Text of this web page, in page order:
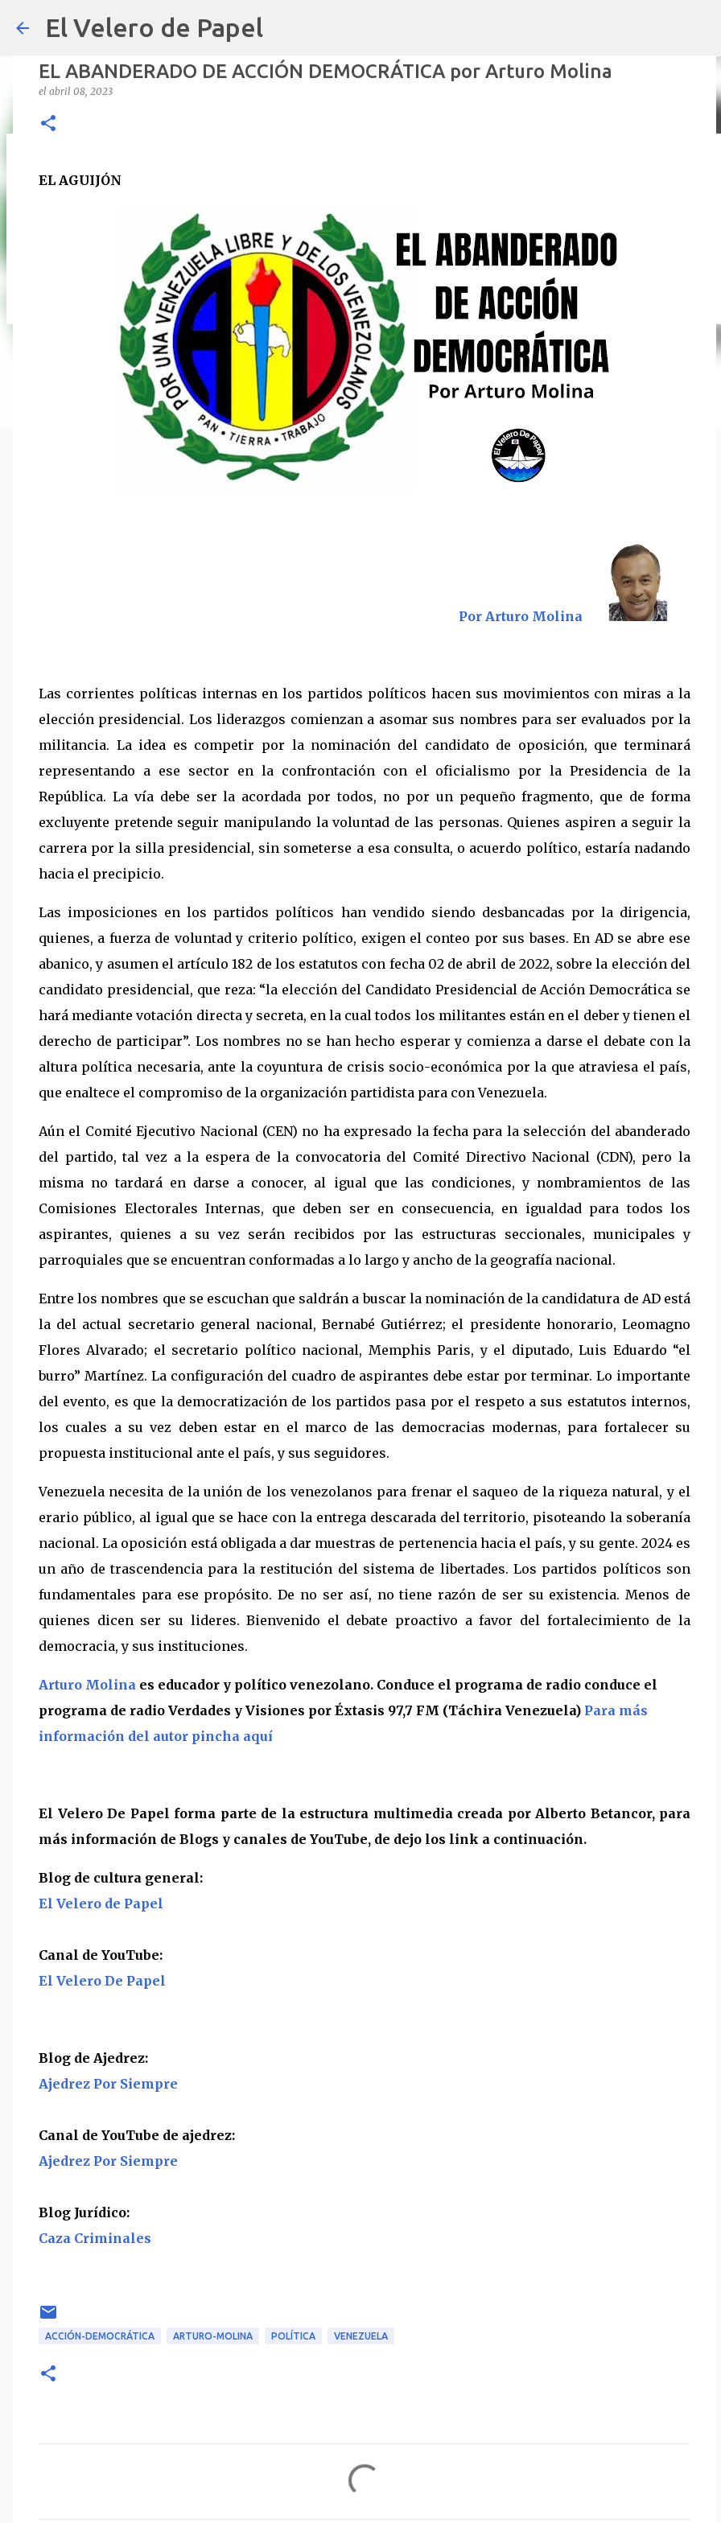
El Velero de Papel
POLÍTICAS PÚBLICAS y POBREZA POR ARTURO MOLINA
EL ABANDERADO DE ACCIÓN DEMOCRÁTICA por Arturo Molina
el abril 08, 2023
EL AGUIJÓN
Por Arturo Molina
Las corrientes políticas internas en los partidos políticos hacen sus movimientos con miras a la
elección presidencial. Los liderazgos comienzan a asomar sus nombres para ser evaluados por la
militancia. La idea es competir por la nominación del candidato de oposición, que terminará
representando a ese sector en la confrontación con el oficialismo por la Presidencia de la
República. La vía debe ser la acordada por todos, no por un pequeño fragmento, que de forma
excluyente pretende seguir manipulando la voluntad de las personas. Quienes aspiren a seguir la
carrera por la silla presidencial, sin someterse a esa consulta, o acuerdo político, estaría nadando
hacia el precipicio.
Las imposiciones en los partidos políticos han vendido siendo desbancadas por la dirigencia,
quienes, a fuerza de voluntad y criterio político, exigen el conteo por sus bases. En AD se abre ese
abanico, y asumen el artículo 182 de los estatutos con fecha 02 de abril de 2022, sobre la elección del
candidato presidencial, que reza: “la elección del Candidato Presidencial de Acción Democrática se
hará mediante votación directa y secreta, en la cual todos los militantes están en el deber y tienen el
derecho de participar”. Los nombres no se han hecho esperar y comienza a darse el debate con la
altura política necesaria, ante la coyuntura de crisis socio-económica por la que atraviesa el país,
que enaltece el compromiso de la organización partidista para con Venezuela.
Aún el Comité Ejecutivo Nacional (CEN) no ha expresado la fecha para la selección del abanderado
del partido, tal vez a la espera de la convocatoria del Comité Directivo Nacional (CDN), pero la
misma no tardará en darse a conocer, al igual que las condiciones, y nombramientos de las
Comisiones Electorales Internas, que deben ser en consecuencia, en igualdad para todos los
aspirantes, quienes a su vez serán recibidos por las estructuras seccionales, municipales y
parroquiales que se encuentran conformadas a lo largo y ancho de la geografía nacional.
Entre los nombres que se escuchan que saldrán a buscar la nominación de la candidatura de AD está
la del actual secretario general nacional, Bernabé Gutiérrez; el presidente honorario, Leomagno
Flores Alvarado; el secretario político nacional, Memphis Paris, y el diputado, Luis Eduardo “el
burro” Martínez. La configuración del cuadro de aspirantes debe estar por terminar. Lo importante
del evento, es que la democratización de los partidos pasa por el respeto a sus estatutos internos,
los cuales a su vez deben estar en el marco de las democracias modernas, para fortalecer su
propuesta institucional ante el país, y sus seguidores.
Venezuela necesita de la unión de los venezolanos para frenar el saqueo de la riqueza natural, y el
erario público, al igual que se hace con la entrega descarada del territorio, pisoteando la soberanía
nacional. La oposición está obligada a dar muestras de pertenencia hacia el país, y su gente. 2024 es
un año de trascendencia para la restitución del sistema de libertades. Los partidos políticos son
fundamentales para ese propósito. De no ser así, no tiene razón de ser su existencia. Menos de
quienes dicen ser su lideres. Bienvenido el debate proactivo a favor del fortalecimiento de la
democracia, y sus instituciones.
Arturo Molina es educador y político venezolano. Conduce el programa de radio conduce el
programa de radio Verdades y Visiones por Éxtasis 97,7 FM (Táchira Venezuela) Para más
información del autor pincha aquí
El Velero De Papel forma parte de la estructura multimedia creada por Alberto Betancor, para
más información de Blogs y canales de YouTube, de dejo los link a continuación.
Blog de cultura general:
El Velero de Papel
Canal de YouTube:
El Velero De Papel
Blog de Ajedrez:
Ajedrez Por Siempre
Canal de YouTube de ajedrez:
Ajedrez Por Siempre
Blog Jurídico:
Caza Criminales
ACCIÓN-DEMOCRÁTICA ARTURO-MOLINA POLÍTICA VENEZUELA